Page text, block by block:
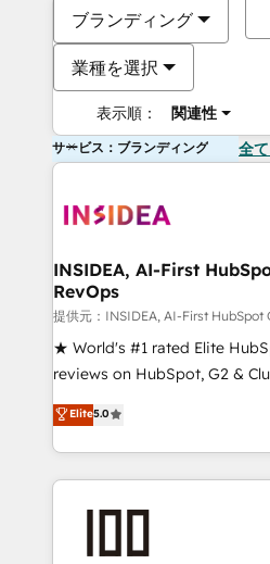
ブランディング
業種を選択
表示順： 関連性
サービス：ブランディング 全
INSIDEA, AI-First
RevOps
提供元：INSIDEA, AI-First HubSpot
★ World's #1 rated Elite
reviews on HubSpot, G2 &
Certified Experts & Trainers
1,500+ implementations
First, RevOps-led,
Company of the Year 2024/25 INSIDEA
and build AI-powered
Elite5.0